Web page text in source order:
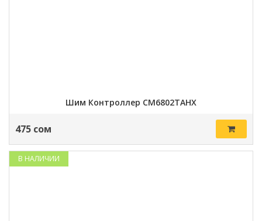
Шим Контроллер CM6802TAHX
475 сом
В НАЛИЧИИ